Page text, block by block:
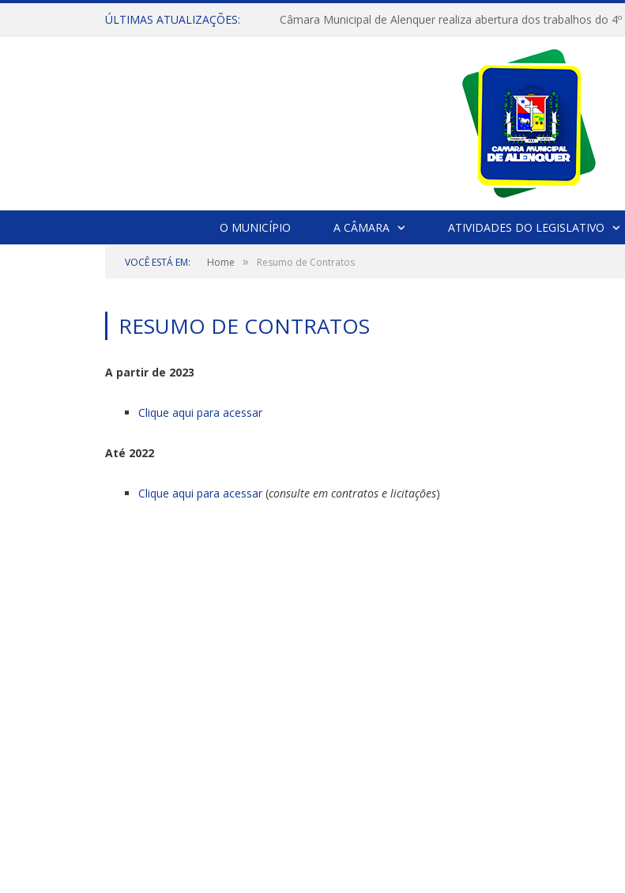
ÚLTIMAS ATUALIZAÇÕES:
O MUNICÍPIO A CÂMARA ATIVIDADES DO LEGISLATIVO
VOCÊ ESTÁ EM: Home » Resumo de Contratos
RESUMO DE CONTRATOS
A partir de 2023
Clique aqui para acessar
Até 2022
Clique aqui para acessar (consulte em contratos e licitações)